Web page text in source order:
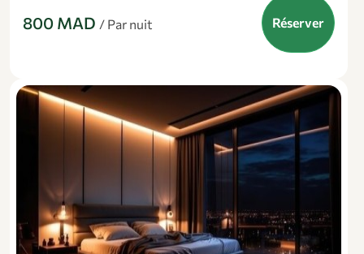
800 MAD / Par nuit Réserver